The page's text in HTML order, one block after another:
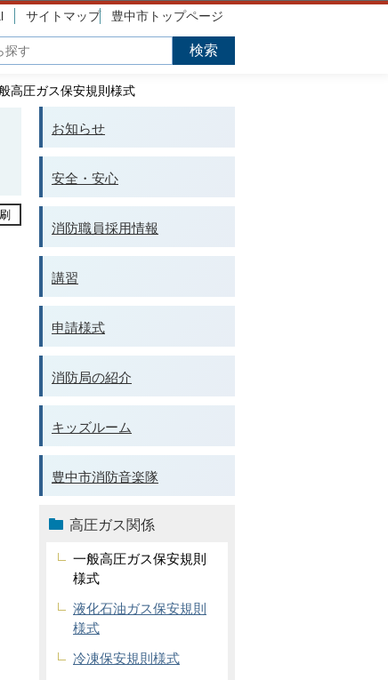
サイトマップ 豊中市トップページ
高圧ガス保安規則様式
お知らせ
安全・安心
消防職員採用情報
講習
申請様式
消防局の紹介
キッズルーム
豊中市消防音楽隊
高圧ガス関係
一般高圧ガス保安規則
様式
液化石油ガス保安規則
様式
冷凍保安規則様式